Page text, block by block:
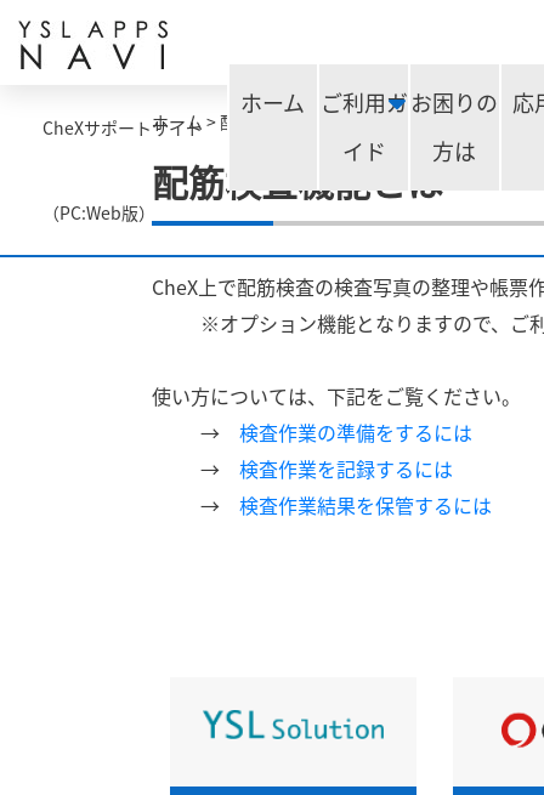
CheXサポートサイト
（PC:Web版）
ホーム
ご利用ガ
イド
お困りの
方は
応
ホーム >配筋検査機能とは
配筋検査機能とは
CheX上で配筋検査の検査写真の整理や帳票
※オプション機能となりますので、ご
使い方については、下記をご覧ください。
→ 検査作業の準備をするには
→ 検査作業を記録するには
→ 検査作業結果を保管するには